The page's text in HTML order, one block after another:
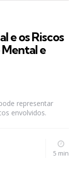
e os Riscos
e
representar
envolvidos.
5 min